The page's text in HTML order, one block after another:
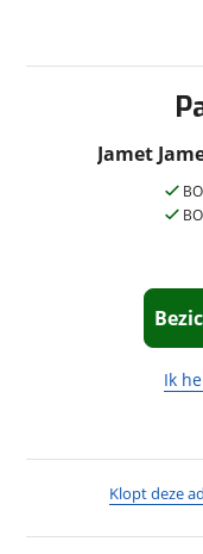
aan!
Ik
Vraag
Klopt deze